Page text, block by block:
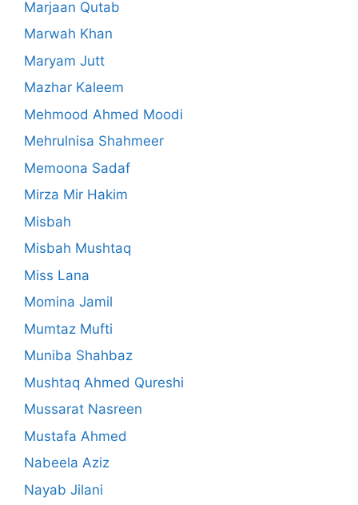
Marjaan Qutab
Marwah Khan
Maryam Jutt
Mazhar Kaleem
Mehmood Ahmed Moodi
Mehrulnisa Shahmeer
Memoona Sadaf
Mirza Mir Hakim
Misbah
Misbah Mushtaq
Miss Lana
Momina Jamil
Mumtaz Mufti
Muniba Shahbaz
Mushtaq Ahmed Qureshi
Mussarat Nasreen
Mustafa Ahmed
Nabeela Aziz
Nayab Jilani